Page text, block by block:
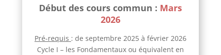
Début des cours commun : Mars
2026
Pré-requis : de septembre 2025 à février 2026
Cycle I – les Fondamentaux ou équivalent en